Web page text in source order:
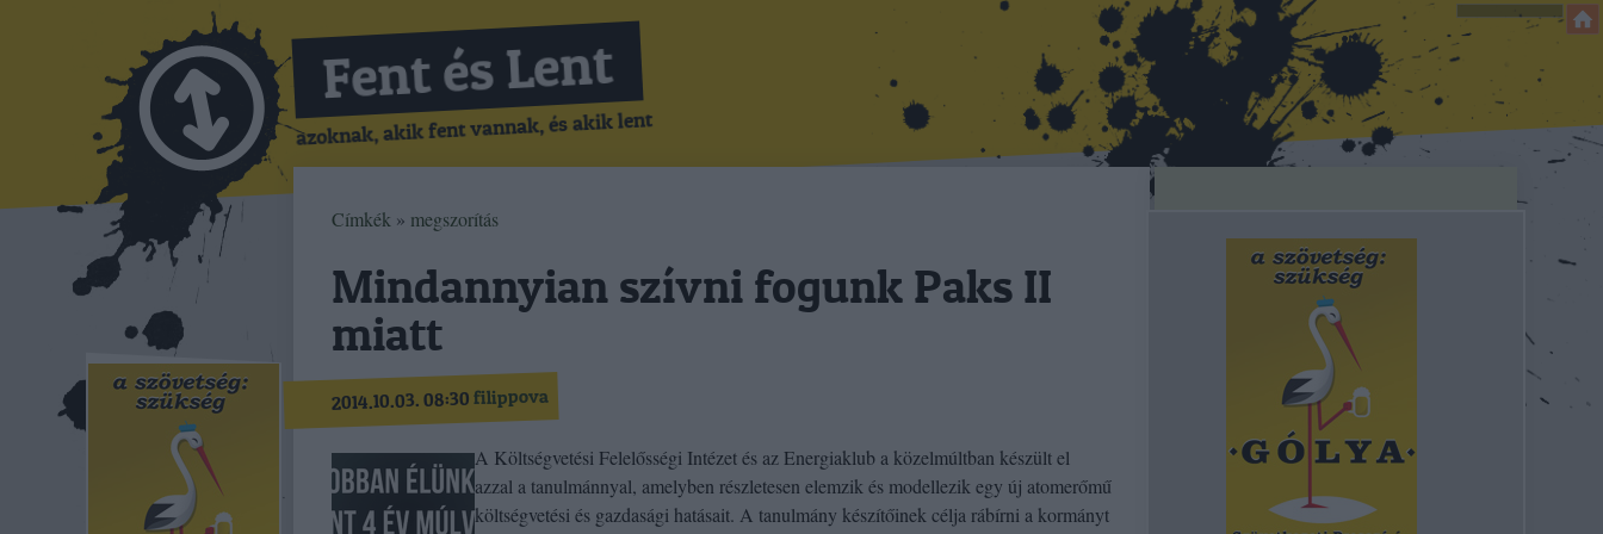
Fent és Lent
azoknak, akik fent vannak, és akik lent
Címkék » megszorítás
Mindannyian szívni fogunk Paks II
miatt
2014.10.03. 08:30filippova
A Költségvetési Felelősségi Intézet és az Energiaklub a közelmúltban készült el
azzal a tanulmánnyal, amelyben részletesen elemzik és modellezik egy új atomerőmű
költségvetési és gazdasági hatásait. A tanulmány készítőinek célja rábírni a kormányt